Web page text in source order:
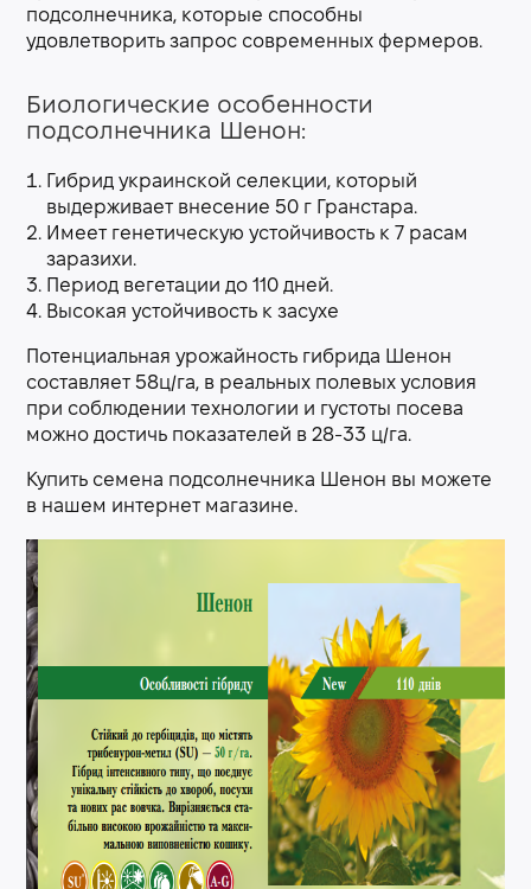
подсолнечника, которые способны
удовлетворить запрос современных фермеров.
Биологические особенности
подсолнечника Шенон:
Гибрид украинской селекции, который
выдерживает внесение 50 г Гранстара.
Имеет генетическую устойчивость к 7 расам
заразихи.
Период вегетации до 110 дней.
Высокая устойчивость к засухе
Потенциальная урожайность гибрида Шенон
составляет 58ц/га, в реальных полевых условия
при соблюдении технологии и густоты посева
можно достичь показателей в 28-33 ц/га.
Купить семена подсолнечника Шенон вы можете
в нашем интернет магазине.